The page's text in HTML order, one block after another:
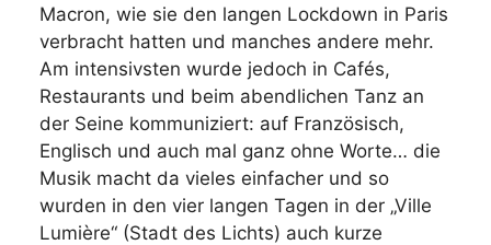
Macron, wie sie den langen Lockdown in Paris
verbracht hatten und manches andere mehr.
Am intensivsten wurde jedoch in Cafés,
Restaurants und beim abendlichen Tanz an
der Seine kommuniziert: auf Französisch,
Englisch und auch mal ganz ohne Worte… die
Musik macht da vieles einfacher und so
wurden in den vier langen Tagen in der „Ville
Lumière“ (Stadt des Lichts) auch kurze